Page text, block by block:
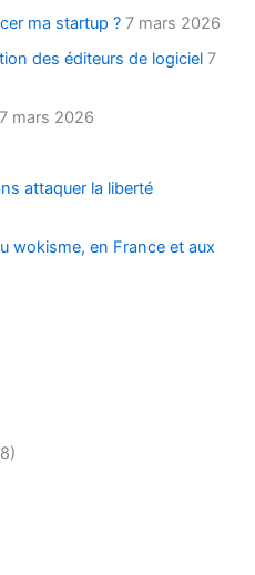
ma startup ? 7 mars 2026
des éditeurs de logiciel 7
7 mars 2026
attaquer la liberté
wokisme, en France et aux